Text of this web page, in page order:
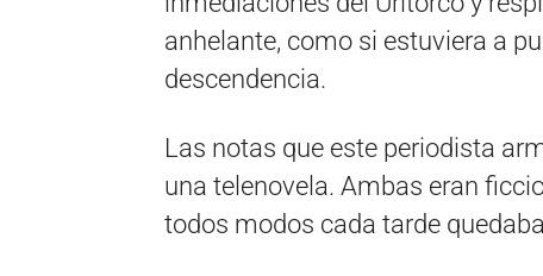
anhelante, como si estuviera a
descendencia.
Las notas que este periodista
una telenovela. Ambas eran
todos modos cada tarde